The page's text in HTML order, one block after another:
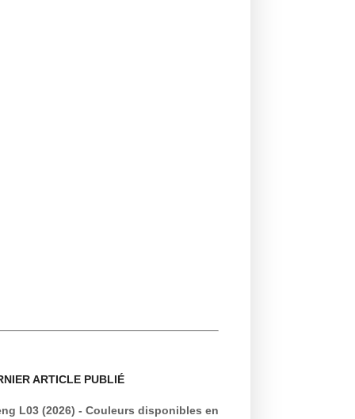
ARTICLE PUBLIÉ
L03 (2026) - Couleurs disponibles en